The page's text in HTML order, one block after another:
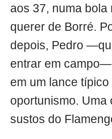
aos 37, numa bola
querer de Borré.
depois, Pedro
entrar em
em um lance típico
oportunismo. Uma
sustos do